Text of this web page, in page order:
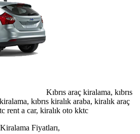
Kıbrıs araç kiralama, kıbrıs
kıbrıs kiralık araba, kiralık araç
rent a car, kiralık oto kktc
Fiyatları,